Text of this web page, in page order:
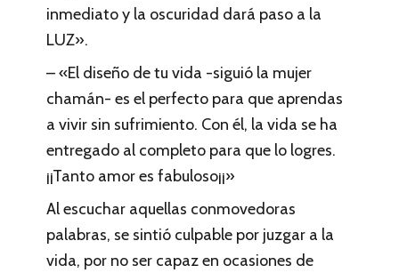
inmediato y la oscuridad dará paso a la
LUZ».
– «El diseño de tu vida -siguió la mujer
chamán- es el perfecto para que aprendas
a vivir sin sufrimiento. Con él, la vida se ha
entregado al completo para que lo logres.
¡¡Tanto amor es fabuloso¡¡»
Al escuchar aquellas conmovedoras
palabras, se sintió culpable por juzgar a la
vida, por no ser capaz en ocasiones de